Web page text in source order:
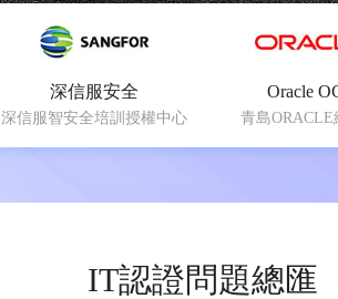
深信服安全
深信服智安全培訓授權中心
Oracle
青島ORACLE
IT認證問題總匯